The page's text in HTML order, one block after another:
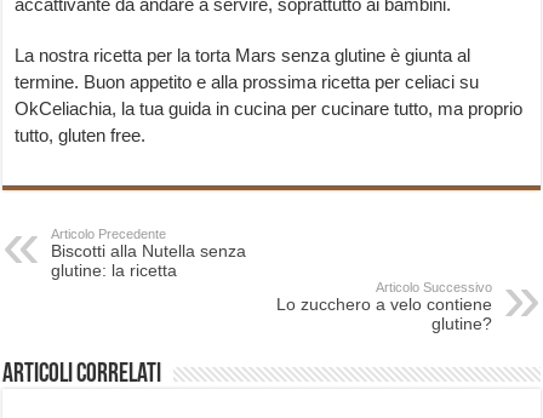
accattivante da andare a servire, soprattutto ai bambini.
La nostra ricetta per la torta Mars senza glutine è giunta al
termine. Buon appetito e alla prossima ricetta per celiaci su
OkCeliachia, la tua guida in cucina per cucinare tutto, ma proprio
tutto, gluten free.
Articolo Precedente
Biscotti alla Nutella senza
glutine: la ricetta
Articolo Successivo
Lo zucchero a velo contiene
glutine?
Articoli correlati